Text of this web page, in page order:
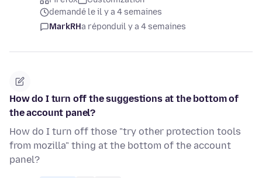
demandé le il y a 4 semaines
MarkRHa réponduil y a 4 semaines
How do I turn off the suggestions at the bottom of
the account panel?
How do I turn off those "try other protection tools
from mozilla" thing at the bottom of the account
panel?